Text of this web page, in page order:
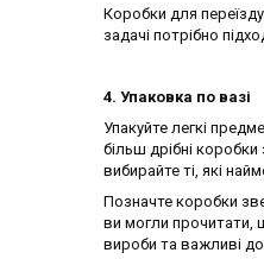
Коробки для
задачі потрібно
4. Упаковка по вазі
Упакуйте легкі
більш дрібні
вибирайте ті, які
Позначте коробки
ви могли прочитати,
вироби та важливі